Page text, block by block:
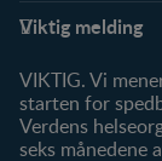
FAQ
Viktig melding
VIKTIG. Vi
starten for
Verdens
seks